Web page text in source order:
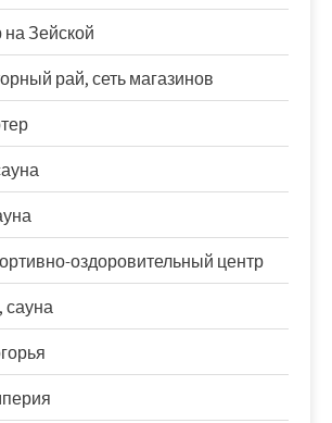
Зейской
рай, сеть магазинов
оздоровительный центр